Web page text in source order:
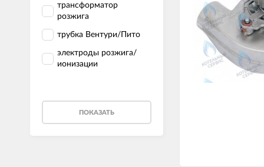
трансформатор
розжига
трубка Вентури/Пито
электроды розжига/
ионизации
ПОКАЗАТЬ